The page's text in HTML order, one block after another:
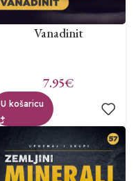
Vanadinit
7.95€
U košaricu